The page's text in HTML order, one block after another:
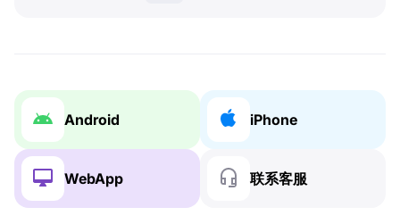
Android iPhone
WebApp 联系客服